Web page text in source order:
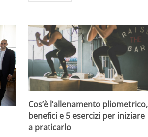
Cos’è l’allenamento pliometrico,
benefici e 5 esercizi per iniziare
a praticarlo